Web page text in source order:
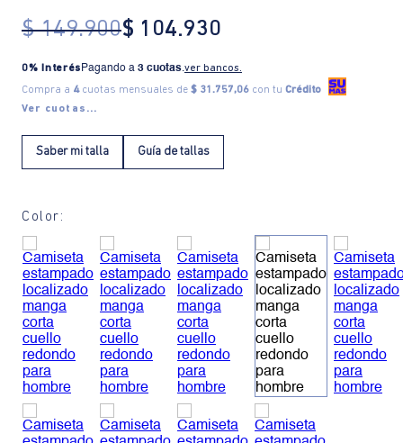
$ 149.900$ 104.930
0% Interés Pagando a 3 cuotas.ver bancos.
Compra a 4cuotas mensuales de $ 31.757,06 con tu Crédito
Ver cuotas...
Saber mi talla Guía de tallas
Color: